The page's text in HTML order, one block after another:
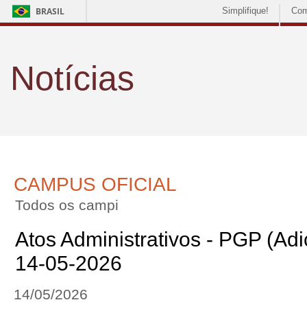
BRASIL Simplifique!
Notícias
CAMPUS OFICIAL
Todos os campi
Atos Administrativos - PGP
14-05-2026
14/05/2026